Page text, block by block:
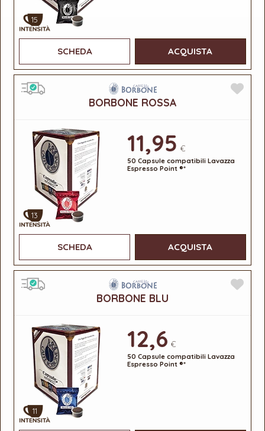
15
SCHEDA ACQUISTA
BORBONE ROSSA
13
11,95 €
50 Capsule compatibili Lavazza
Espresso Point ®*
SCHEDA ACQUISTA
BORBONE BLU
11
12,6 €
50 Capsule compatibili Lavazza
Espresso Point ®*